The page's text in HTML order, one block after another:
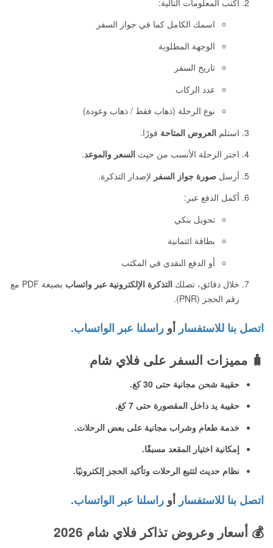
اسمك الكامل كما في جواز السفر
الوجهة المطلوبة
تاريخ السفر
عدد الركاب
نوع الرحلة (ذهاب فقط / ذهاب وعودة)
استلم العروض المتاحة فورًا.
اختر الرحلة الأنسب من حيث السعر والموعد.
أرسل صورة جواز السفر لإصدار التذكرة.
أكمل الدفع عبر:
تحويل بنكي
بطاقة ائتمانية
أو الدفع النقدي في المكتب
خلال دقائق، تصلك التذكرة الإلكترونية عبر واتساب
بصيغة PDF مع
رقم الحجز (PNR).
اتصل بنا للاستفسار أو راسلنا عبر الواتساب.
🧳 مميزات السفر على فلاي شام
حقيبة شحن مجانية حتى 30 كغ.
حقيبة يد داخل المقصورة حتى 7 كغ.
خدمة طعام وشراب مجانية على بعض الرحلات.
إمكانية اختيار المقعد مسبقًا.
نظام حديث لتتبع الرحلات وتأكيد الحجز إلكترونيًا.
اتصل بنا للاستفسار أو راسلنا عبر الواتساب.
💰 أسعار وعروض تذاكر فلاي شام 2026